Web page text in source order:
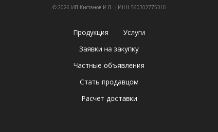
© 2026 ИП Кистанов И.В. | ИНН 560302775310
Продукция
Услуги
Заявки на закупку
Частные объявления
Стать продавцом
Расчет доставки